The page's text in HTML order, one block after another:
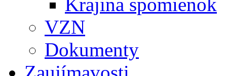
Krajina spomienok
VZN
Dokumenty